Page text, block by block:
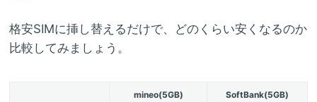
格安SIMに挿し替えるだけで、どのくらい安くなるのか
比較してみましょう。
mineo(5GB) SoftBank(5GB)